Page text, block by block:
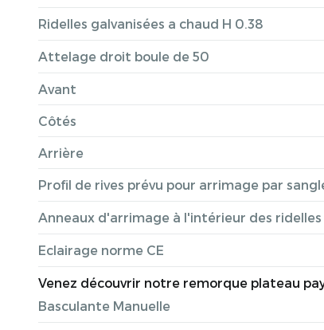
Ridelles galvanisées a chaud H 0.38
Attelage droit boule de 50
Avant
Côtés
Arrière
Profil de rives prévu pour arrimage par
Anneaux d'arrimage à l'intérieur des ridelles
Eclairage norme CE
Venez découvrir notre remorque plateau
Basculante Manuelle